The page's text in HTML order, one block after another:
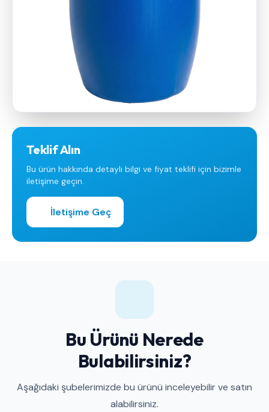
Teklif Alın
Bu ürün hakkında detaylı bilgi ve fiyat teklifi için bizimle
iletişime geçin.
İletişime Geç
Bu Ürünü Nerede
Bulabilirsiniz?
Aşağıdaki şubelerimizde bu ürünü inceleyebilir ve satın
alabilirsiniz.